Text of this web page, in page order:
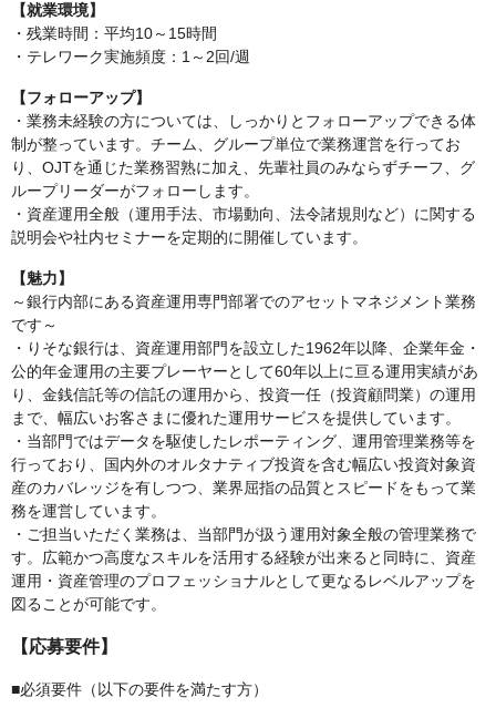
【就業環境】
・残業時間：平均10～15時間
・テレワーク実施頻度：1～2回/週
【フォローアップ】
・業務未経験の方については、しっかりとフォローアップできる体
制が整っています。チーム、グループ単位で業務運営を行ってお
り、OJTを通じた業務習熟に加え、先輩社員のみならずチーフ、グ
ループリーダーがフォローします。
・資産運用全般（運用手法、市場動向、法令諸規則など）に関する
説明会や社内セミナーを定期的に開催しています。
【魅力】
～銀行内部にある資産運用専門部署でのアセットマネジメント業務
です～
・りそな銀行は、資産運用部門を設立した1962年以降、企業年金・
公的年金運用の主要プレーヤーとして60年以上に亘る運用実績があ
り、金銭信託等の信託の運用から、投資一任（投資顧問業）の運用
まで、幅広いお客さまに優れた運用サービスを提供しています。
・当部門ではデータを駆使したレポーティング、運用管理業務等を
行っており、国内外のオルタナティブ投資を含む幅広い投資対象資
産のカバレッジを有しつつ、業界屈指の品質とスピードをもって業
務を運営しています。
・ご担当いただく業務は、当部門が扱う運用対象全般の管理業務で
す。広範かつ高度なスキルを活用する経験が出来ると同時に、資産
運用・資産管理のプロフェッショナルとして更なるレベルアップを
図ることが可能です。
【応募要件】
■必須要件（以下の要件を満たす方）